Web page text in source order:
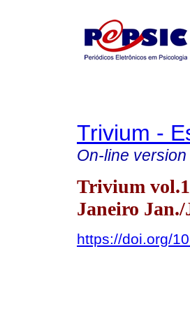
Trivium -
On-line version
Trivium
Janeiro Jan./
https://doi.org/